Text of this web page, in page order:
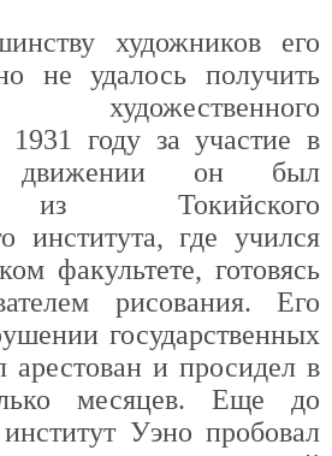
художников его
не удалось получить
художественного
1931 году за участие в
движении он был
из Токийского
института, где учился
факультете, готовясь
рисования. Его
государственных
арестован и просидел в
месяцев. Еще до
Уэно пробовал